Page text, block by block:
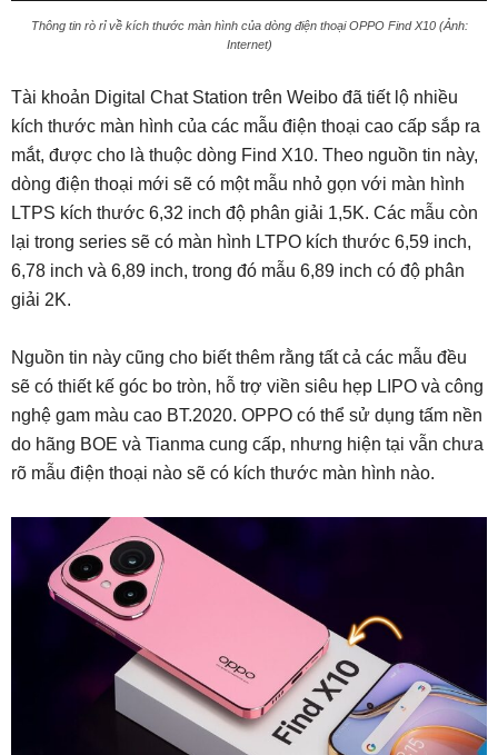
Thông tin rò rỉ về kích thước màn hình của dòng điện thoại OPPO Find X10 (Ảnh:
Internet)
Tài khoản Digital Chat Station trên Weibo đã tiết lộ nhiều
kích thước màn hình của các mẫu điện thoại cao cấp sắp ra
mắt, được cho là thuộc dòng Find X10. Theo nguồn tin này,
dòng điện thoại mới sẽ có một mẫu nhỏ gọn với màn hình
LTPS kích thước 6,32 inch độ phân giải 1,5K. Các mẫu còn
lại trong series sẽ có màn hình LTPO kích thước 6,59 inch,
6,78 inch và 6,89 inch, trong đó mẫu 6,89 inch có độ phân
giải 2K.
Nguồn tin này cũng cho biết thêm rằng tất cả các mẫu đều
sẽ có thiết kế góc bo tròn, hỗ trợ viền siêu hẹp LIPO và công
nghệ gam màu cao BT.2020. OPPO có thể sử dụng tấm nền
do hãng BOE và Tianma cung cấp, nhưng hiện tại vẫn chưa
rõ mẫu điện thoại nào sẽ có kích thước màn hình nào.